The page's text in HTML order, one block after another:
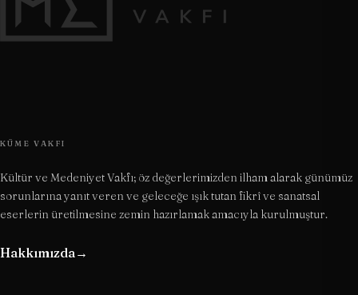
KÜME VAKFI
Kültür ve Medeniyet Vakfı; öz değerlerimizden ilham alarak günümüz
sorunlarına yanıt veren ve geleceğe ışık tutan fikrî ve sanatsal
eserlerin üretilmesine zemin hazırlamak amacıyla kurulmuştur.
Hakkımızda→